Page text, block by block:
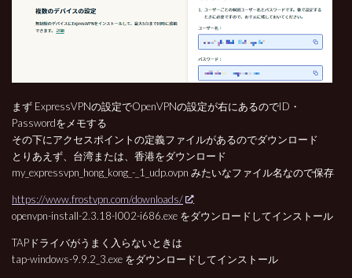
まず ExpressVPNの設定でOpenVPNの設定が右にあるのでID・
Passwordをメモする
その下にアクセスポイントの定義ファイルがあるのでダウンロード
とりあえず、台湾または、香港をダウンロード
my_expressvpn_hong_kong_-_1_udp.ovpn みたいなファイル名なので保存
https://www.frostvpn.com/downloads/
openvpn-install-2.3.18-I002-i686.exe をダウンロードしてインストール
TAPドライバがうまく入らないときは
tap-windows-9.9.2_3.exe をダウンロードしてインストール